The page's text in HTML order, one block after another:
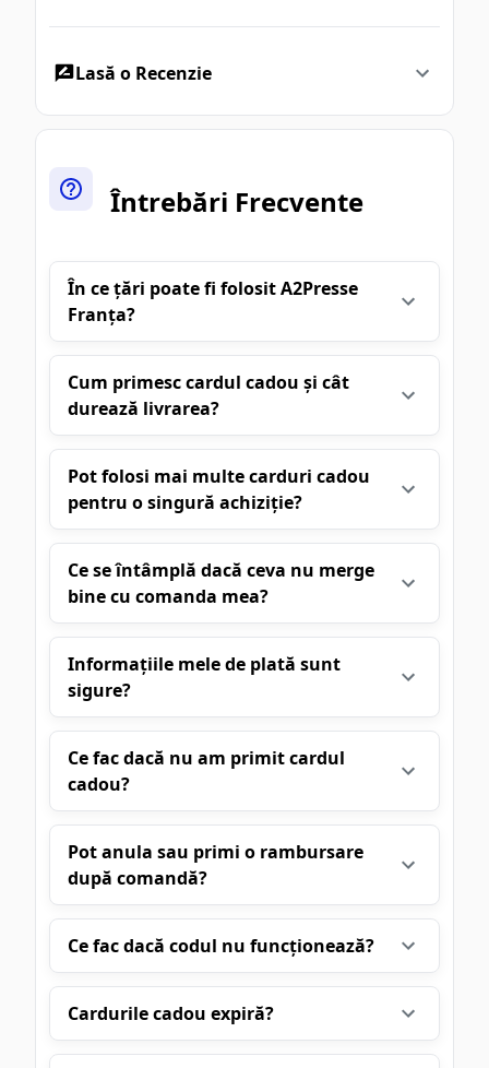
Lasă o Recenzie
Întrebări Frecvente
În ce țări poate fi folosit A2Presse
Franța?
Cum primesc cardul cadou și cât
durează livrarea?
Pot folosi mai multe carduri cadou
pentru o singură achiziție?
Ce se întâmplă dacă ceva nu merge
bine cu comanda mea?
Informațiile mele de plată sunt
sigure?
Ce fac dacă nu am primit cardul
cadou?
Pot anula sau primi o rambursare
după comandă?
Ce fac dacă codul nu funcționează?
Cardurile cadou expiră?